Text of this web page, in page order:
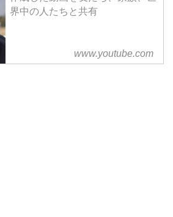
界中の人たちと共有
www.youtube.com